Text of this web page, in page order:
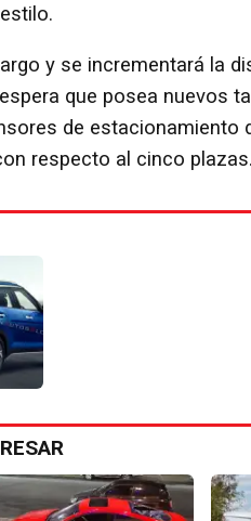
y se incrementará la
que posea nuevos
de estacionamiento
respecto al cinco plazas.